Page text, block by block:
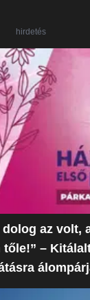
hirdetés
dolog az volt,
–